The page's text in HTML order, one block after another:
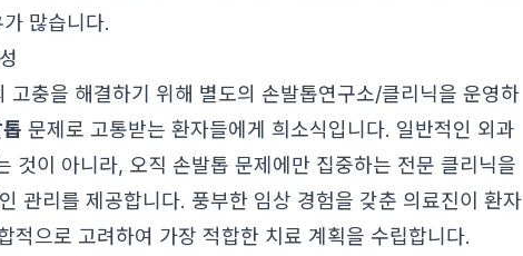
많습니다.
고충을 해결하기 위해 별도의 손발톱연구소/클리닉을 운영하
문제로 고통받는 환자들에게 희소식입니다. 일반적인 외과
것이 아니라, 오직 손발톱 문제에만 집중하는 전문 클리닉을
관리를 제공합니다. 풍부한 임상 경험을 갖춘 의료진이 환자
적으로 고려하여 가장 적합한 치료 계획을 수립합니다.